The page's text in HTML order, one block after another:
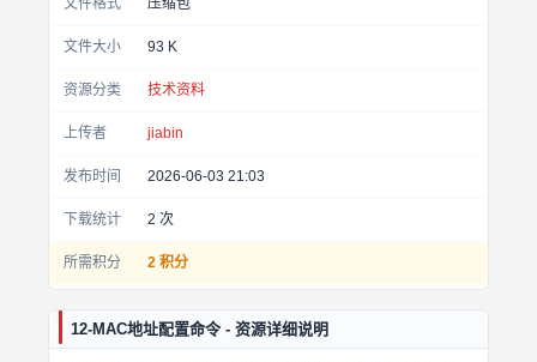
文件格式 压缩包
文件大小 93 K
资源分类 技术资料
上传者 jiabin
发布时间 2026-06-03 21:03
下载统计 2 次
所需积分 2 积分
12-MAC地址配置命令 - 资源详细说明